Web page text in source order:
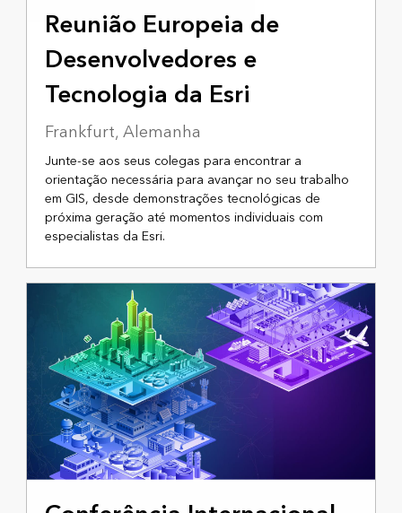
18 A 20 DE NOVEMBRO DE 2025
Reunião Europeia de
Desenvolvedores e
Tecnologia da Esri
Frankfurt, Alemanha
Junte-se aos seus colegas para encontrar a
orientação necessária para avançar no seu trabalho
em GIS, desde demonstrações tecnológicas de
próxima geração até momentos individuais com
especialistas da Esri.
15 A 17 DE ABRIL DE 2026